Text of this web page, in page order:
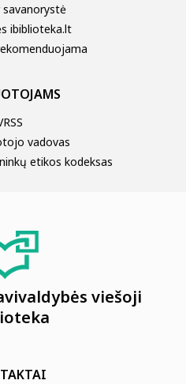
savanorystė
ibiblioteka.lt
vadovas
etikos kodeksas
viešoji